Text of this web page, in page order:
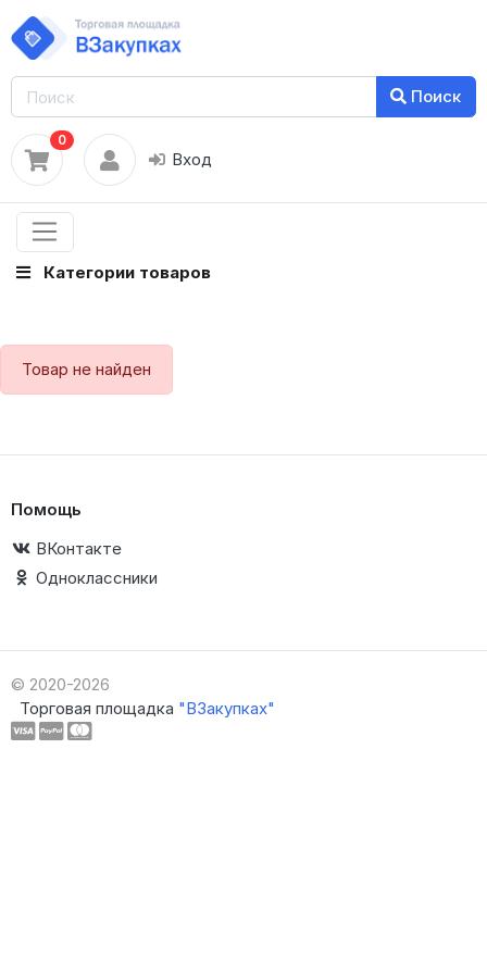
Поиск
0
Вход
Категории товаров
Товар не найден
Помощь
ВКонтакте
Одноклассники
© 2020-2026
Торговая площадка "ВЗакупках"